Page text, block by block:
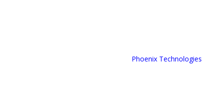
Phoenix Technologies